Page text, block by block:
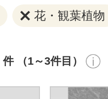
花・観葉植物
件 （1～3件目）